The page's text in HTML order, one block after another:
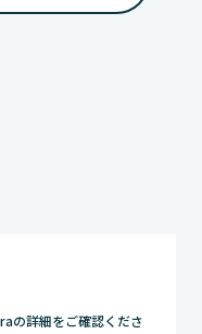
の詳細をご確認くださ